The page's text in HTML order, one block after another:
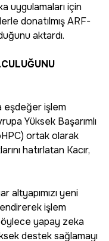
uygulamaları için
donatılmış ARF-
aktardı.
eşdeğer işlem
Yüksek Başarımlı
ortak olarak
hatırlatan Kacır,
altyapımızı yeni
işlem
yapay zeka
destek sağlamayı